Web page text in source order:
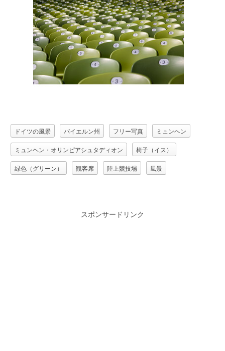
ドイツの風景 バイエルン州 フリー写真 ミュンヘン
ミュンヘン・オリンピアシュタディオン 椅子（イス）
緑色（グリーン） 観客席 陸上競技場 風景
スポンサードリンク